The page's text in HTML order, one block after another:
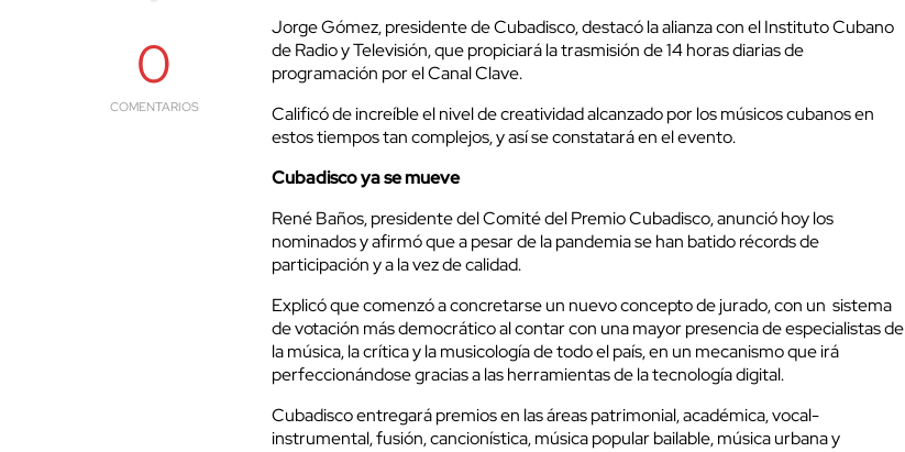
0
COMENTARIOS
Jorge Gómez, presidente de Cubadisco, destacó la alianza con el Instituto Cubano
de Radio y Televisión, que propiciará la trasmisión de 14 horas diarias de
programación por el Canal Clave.
Calificó de increíble el nivel de creatividad alcanzado por los músicos cubanos en
estos tiempos tan complejos, y así se constatará en el evento.
Cubadisco ya se mueve
René Baños, presidente del Comité del Premio Cubadisco, anunció hoy los
nominados y afirmó que a pesar de la pandemia se han batido récords de
participación y a la vez de calidad.
Explicó que comenzó a concretarse un nuevo concepto de jurado, con un sistema
de votación más democrático al contar con una mayor presencia de especialistas de
la música, la crítica y la musicología de todo el país, en un mecanismo que irá
perfeccionándose gracias a las herramientas de la tecnología digital.
Cubadisco entregará premios en las áreas patrimonial, académica, vocal-
instrumental, fusión, cancionística, música popular bailable, música urbana y